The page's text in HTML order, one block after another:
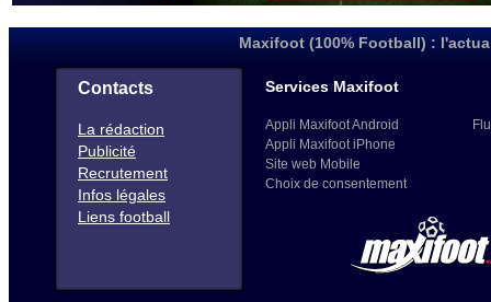
Maxifoot (100% Football) :
Contacts
La rédaction
Publicité
Recrutement
Infos légales
Liens football
Services Maxifoot
Appli Maxifoot Android
Appli Maxifoot iPhone
Site web Mobile
Choix de consentement